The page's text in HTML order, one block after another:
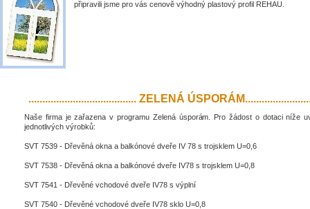
připravili jsme pro vás cenově výhodný plastový profil REHAU.
....................................... ZELENÁ
Naše firma je zařazena v programu Zelená úsporám. Pro žádost o dotaci níže
jednotlivých výrobků:
SVT 7539 - Dřevěná okna a balkónové dveře IV 78 s trojsklem U=0,6
SVT 7538 - Dřevěná okna a balkónové dveře IV78 s trojsklem U=0,8
SVT 7541 - Dřevěné vchodové dveře IV78 s výplní
SVT 7540 - Dřevěné vchodové dveře IV78 sklo U=0,8